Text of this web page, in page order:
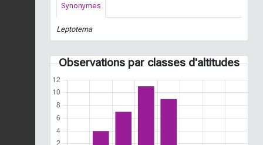
Synonymes
Leptoterna
Observations par classes d'altitudes